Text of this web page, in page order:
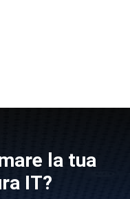
la tua
IT?